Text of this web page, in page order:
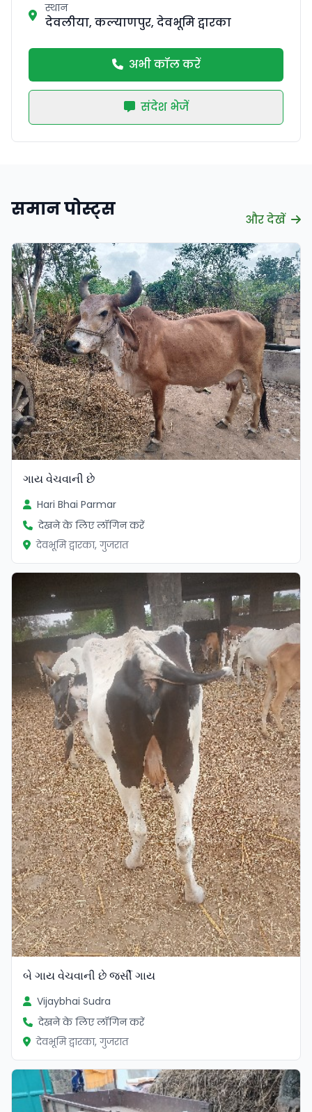
स्थान
देवलीया, कल्याणपुर, देवभूमि द्वारका
अभी कॉल करें
संदेश भेजें
समान पोस्ट्स और देखें
ગાય વેચવાની છે
Hari Bhai Parmar
देखने के लिए लॉगिन करें
देवभूमि द्वारका, गुजरात
બે ગાય વેચવાની છે જર્સી ગાય
Vijaybhai Sudra
देखने के लिए लॉगिन करें
देवभूमि द्वारका, गुजरात